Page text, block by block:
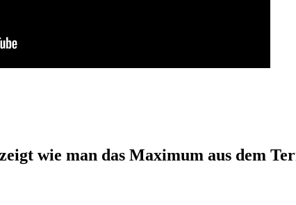
wie man das Maximum aus dem